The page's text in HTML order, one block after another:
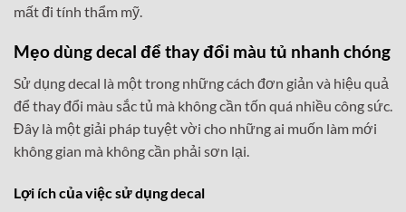
mất đi tính thẩm mỹ.
Mẹo dùng decal để thay đổi màu tủ nhanh chóng
Sử dụng decal là một trong những cách đơn giản và hiệu quả
để thay đổi màu sắc tủ mà không cần tốn quá nhiều công sức.
Đây là một giải pháp tuyệt vời cho những ai muốn làm mới
không gian mà không cần phải sơn lại.
Lợi ích của việc sử dụng decal